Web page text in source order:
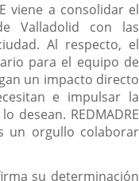
viene a consolidar el
Valladolid con las
Al respecto, el
para el equipo de
un impacto directo
e impulsar la
desean. REDMADRE
un orgullo colaborar
su determinación